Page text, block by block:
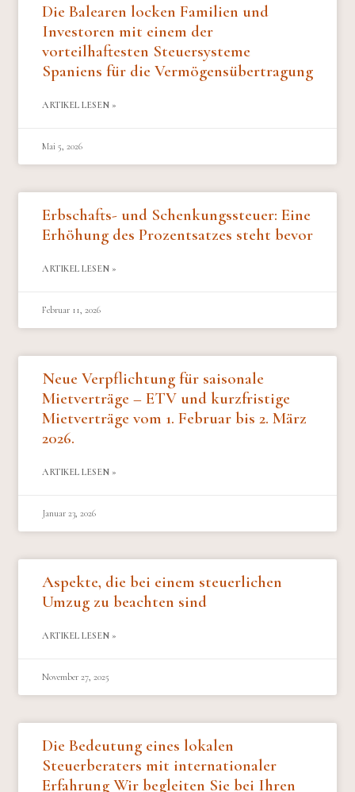
Die Balearen locken Familien und
Investoren mit einem der
vorteilhaftesten Steuersysteme
Spaniens für die Vermögensübertragung
ARTIKEL LESEN »
Mai 5, 2026
Erbschafts- und Schenkungssteuer: Eine
Erhöhung des Prozentsatzes steht bevor
ARTIKEL LESEN »
Februar 11, 2026
Neue Verpflichtung für saisonale
Mietverträge – ETV und kurzfristige
Mietverträge vom 1. Februar bis 2. März
2026.
ARTIKEL LESEN »
Januar 23, 2026
Aspekte, die bei einem steuerlichen
Umzug zu beachten sind
ARTIKEL LESEN »
November 27, 2025
Die Bedeutung eines lokalen
Steuerberaters mit internationaler
Erfahrung Wir begleiten Sie bei Ihren